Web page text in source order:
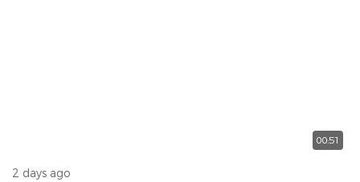
00:51
2 days ago